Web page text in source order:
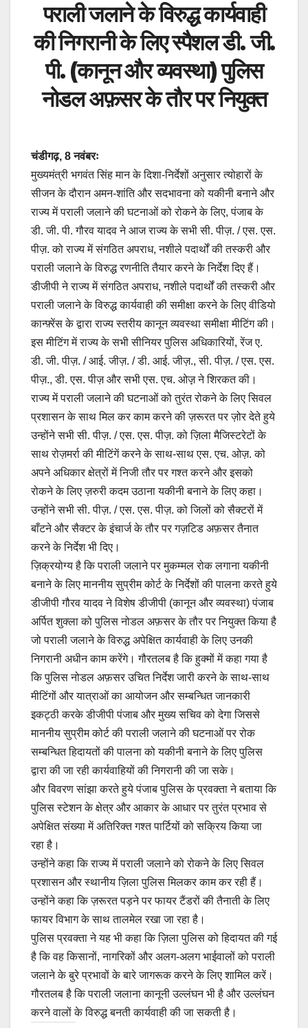
पराली जलाने के विरुद्ध कार्यवाही
की निगरानी के लिए स्पैशल डी. जी.
पी. (कानून और व्यवस्था) पुलिस
नोडल अफ़सर के तौर पर नियुक्त
चंडीगढ़, 8 नवंबरः
मुख्यमंत्री भगवंत सिंह मान के दिशा-निर्देशों अनुसार त्योहारों के
सीजन के दौरान अमन-शांति और सदभावना को यकीनी बनाने और
राज्य में पराली जलाने की घटनाओं को रोकने के लिए, पंजाब के
डी. जी. पी. गौरव यादव ने आज राज्य के सभी सी. पीज़. / एस. एस.
पीज़. को राज्य में संगठित अपराध, नशीले पदार्थों की तस्करी और
पराली जलाने के विरुद्ध रणनीति तैयार करने के निर्देश दिए हैं।
डीजीपी ने राज्य में संगठित अपराध, नशीले पदार्थों की तस्करी और
पराली जलाने के विरुद्ध कार्यवाही की समीक्षा करने के लिए वीडियो
कान्फ़्रेंस के द्वारा राज्य स्तरीय कानून व्यवस्था समीक्षा मीटिंग की।
इस मीटिंग में राज्य के सभी सीनियर पुलिस अधिकारियों, रेंज ए.
डी. जी. पीज़. / आई. जीज़. / डी. आई. जीज़., सी. पीज़. / एस. एस.
पीज़., डी. एस. पीज़ और सभी एस. एच. ओज़़ ने शिरकत की।
राज्य में पराली जलाने की घटनाओं को तुरंत रोकने के लिए सिवल
प्रशासन के साथ मिल कर काम करने की ज़रूरत पर ज़ोर देते हुये
उन्होंने सभी सी. पीज़. / एस. एस. पीज़. को ज़िला मैजिस्टरेटों के
साथ रोज़मर्रा की मीटिंगें करने के साथ-साथ एस. एच. ओज़. को
अपने अधिकार क्षेत्रों में निजी तौर पर गश्त करने और इसको
रोकने के लिए ज़रुरी कदम उठाना यकीनी बनाने के लिए कहा।
उन्होंने सभी सी. पीज़. / एस. एस. पीज़. को जिलों को सैक्टरों में
बाँटने और सैक्टर के इंचार्ज के तौर पर गज़टिड अफ़सर तैनात
करने के निर्देश भी दिए।
ज़िक्रयोग्य है कि पराली जलाने पर मुकम्मल रोक लगाना यकीनी
बनाने के लिए माननीय सुप्रीम कोर्ट के निर्देशों की पालना करते हुये
डीजीपी गौरव यादव ने विशेष डीजीपी (कानून और व्यवस्था) पंजाब
अर्पित शुक्ला को पुलिस नोडल अफ़सर के तौर पर नियुक्त किया है
जो पराली जलाने के विरुद्ध अपेक्षित कार्यवाही के लिए उनकी
निगरानी अधीन काम करेंगे। गौरतलब है कि हुक्मों में कहा गया है
कि पुलिस नोडल अफ़सर उचित निर्देश जारी करने के साथ-साथ
मीटिंगों और यात्राओं का आयोजन और सम्बन्धित जानकारी
इकट्ठी करके डीजीपी पंजाब और मुख्य सचिव को देगा जिससे
माननीय सुप्रीम कोर्ट की पराली जलाने की घटनाओं पर रोक
सम्बन्धित हिदायतों की पालना को यकीनी बनाने के लिए पुलिस
द्वारा की जा रही कार्यवाहियों की निगरानी की जा सके।
और विवरण सांझा करते हुये पंजाब पुलिस के प्रवक्ता ने बताया कि
पुलिस स्टेशन के क्षेत्र और आकार के आधार पर तुरंत प्रभाव से
अपेक्षित संख्या में अतिरिक्त गश्त पार्टियों को सक्रिय किया जा
रहा है।
उन्होंने कहा कि राज्य में पराली जलाने को रोकने के लिए सिवल
प्रशासन और स्थानीय ज़िला पुलिस मिलकर काम कर रही हैं।
उन्होंने कहा कि ज़रूरत पड़ने पर फायर टैंडरों की तैनाती के लिए
फायर विभाग के साथ तालमेल रखा जा रहा है।
पुलिस प्रवक्ता ने यह भी कहा कि ज़िला पुलिस को हिदायत की गई
है कि वह किसानों, नागरिकों और अलग-अलग भाईवालों को पराली
जलाने के बुरे प्रभावों के बारे जागरूक करने के लिए शामिल करें।
गौरतलब है कि पराली जलाना कानूनी उल्लंघन भी है और उल्लंघन
करने वालों के विरुद्ध बनती कार्यवाही की जा सकती है।